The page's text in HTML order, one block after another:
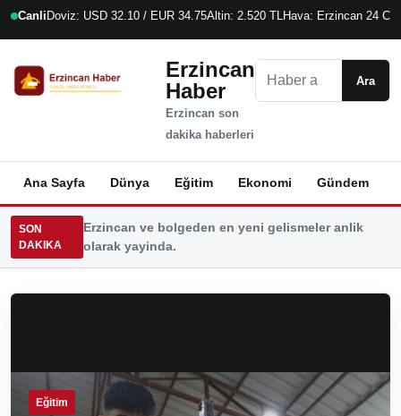
Canli Doviz: USD 32.10 / EUR 34.75Altin: 2.520 TLHava: Erzincan 24 C
Erzincan
Haber
Erzincan son
dakika haberleri
Ara
Ana Sayfa Dünya Eğitim Ekonomi Gündem
SON
DAKIKA
Erzincan ve bolgeden en yeni gelismeler anlik
olarak yayinda.
Eğitim